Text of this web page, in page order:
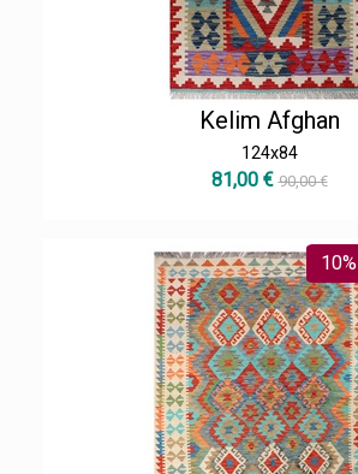
Kelim Afghan
124x84
81,00 € 90,00 €
10%